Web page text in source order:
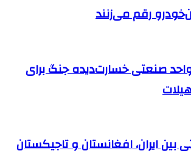
رقم می‌زنند
۵۰۰ واحد صنعتی خسارت‌دیده جنگ برای
بین ایران، افغانستان و تاجیکستان